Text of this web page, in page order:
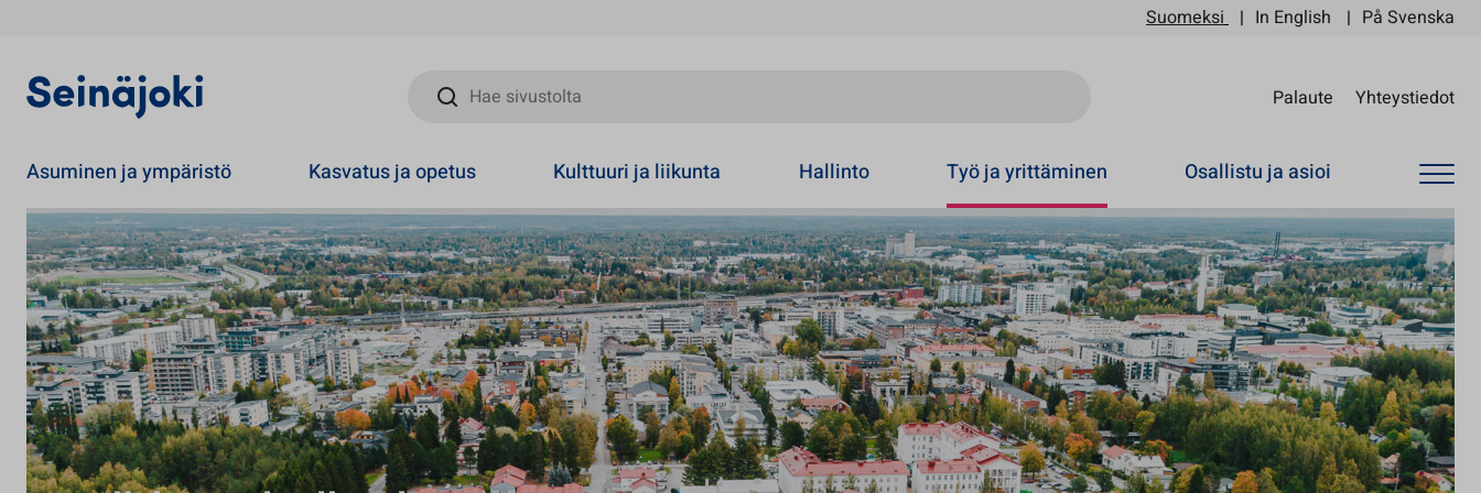
Suomeksi In English På Svenska
Hae sivustolta
Palaute Yhteystiedot
Asuminen ja ympäristö Kasvatus ja opetus Kulttuuri ja liikunta Hallinto Työ ja yrittäminen Osallistu ja asioi